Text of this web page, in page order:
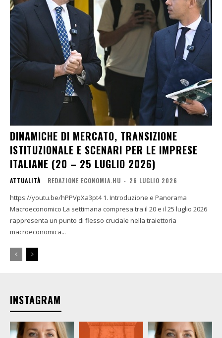
DINAMICHE DI MERCATO, TRANSIZIONE
ISTITUZIONALE E SCENARI PER LE IMPRESE
ITALIANE (20 – 25 LUGLIO 2026)
ATTUALITÀ REDAZIONE ECONOMIA.HU - 26 LUGLIO 2026
https://youtu.be/hPPVpXa3pt4 1. Introduzione e Panorama
Macroeconomico La settimana compresa tra il 20 e il 25 luglio 2026
rappresenta un punto di flesso cruciale nella traiettoria
macroeconomica...
INSTAGRAM